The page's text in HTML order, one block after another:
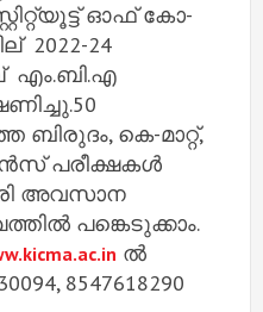
ഓഫ് കോ-
2022-24
എം.ബി.എ
കെ-മാറ്റ്,
പരീക്ഷകള്‍
അവസാന
പങ്കെടുക്കാം.
ല്‍
8547618290